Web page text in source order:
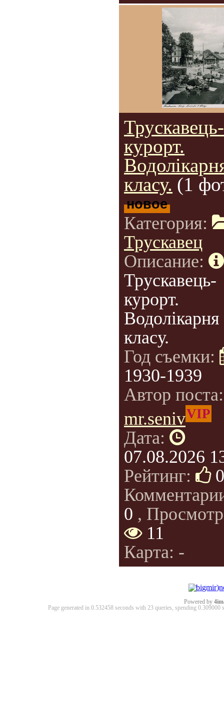
Трускавець-
курорт.
класу. (1
новое
Категория:
Трускавец
Описание:
Трускавець-
курорт.
класу.
Год съемки:
1930-1939
Автор
mr.senivVIP
Дата:
07.08.2026
Рейтинг:
0
0 ,
11
Карта: -
Powered by
Page generated in 0.532458 seconds with 23 queries, spending